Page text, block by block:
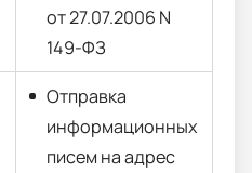
от 27.07.2006 N
149-ФЗ
Отправка
информационных
писем на адрес